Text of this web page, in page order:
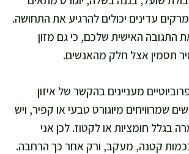
עדינים יכולים להרגיע את התחושה.
התגובה האישית שלכם, כי גם מזון
תסמין אצל חלק מהאנשים.
מעניינים בהקשר של איזון
שמרוויחים מיוגורט טבעי או קפיר, ויש
בגלל חומציות או לקטוז. לכן אני
קטנה, מעקב, ורק אחר כך הרחבה.